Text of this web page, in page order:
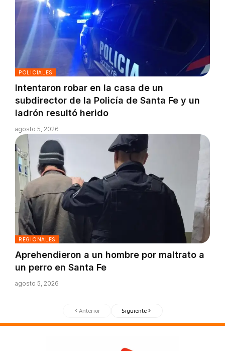
POLICIALES
Intentaron robar en la casa de un
subdirector de la Policía de Santa Fe y un
ladrón resultó herido
agosto 5, 2026
REGIONALES
Aprehendieron a un hombre por maltrato a
un perro en Santa Fe
agosto 5, 2026
Anterior Siguiente